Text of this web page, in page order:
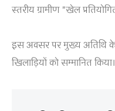
स्तरीय ग्रामीण "खेल
इस अवसर पर मुख्य अतिथि के
खिलाड़ियों को सम्मानित किया।